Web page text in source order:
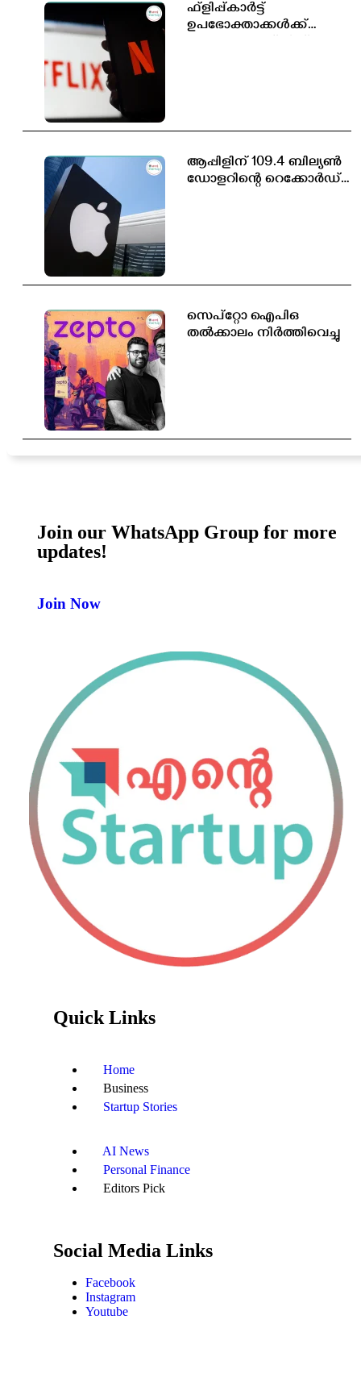
ഫ്ളിപ്പ്കാർട്ട്
ഉപഭോക്താക്കൾക്ക്
ആപ്പിളിന് 109.4 ബില്യൺ
ഡോളറിന്റെ റെക്കോർഡ്
സെപ്റ്റോ ഐപിഒ
തൽക്കാലം നിർത്തിവെച്ചു
Join our WhatsApp Group for more
updates!
Join Now
Quick Links
Home
Business
Startup Stories
AI News
Personal Finance
Editors Pick
Social Media Links
Facebook
Instagram
Youtube